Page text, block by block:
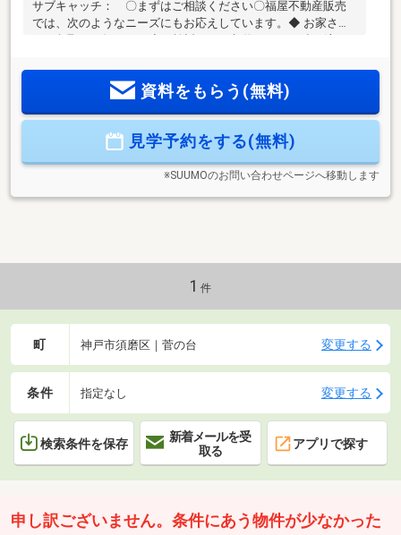
サブキャッチ： 〇まずはご相談ください〇福屋不動産販売
では、次のようなニーズにもお応えしています。◆ お家さが
い♪◆ 予算を知りたい◆収入や家賃から予算やローン金額のシ
ミュレーションをします。物件購入の際に不安となる諸費用
しをし始めてすぐの方もお気軽にお問合せください♪
資料をもらう(無料)
見学予約をする(無料)
※SUUMOのお問い合わせページへ移動します
1 件
町 神戸市須磨区｜菅の台 変更する
条件 指定なし 変更する
検索条件を保存
新着メールを受
取る
アプリで探す
申し訳ございません。条件にあう物件が少なかった